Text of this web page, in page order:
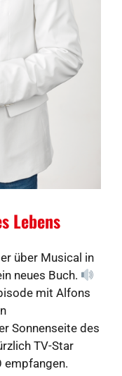
Lebens
über Musical in
neues Buch.
mit Alfons
Sonnenseite des
TV-Star
empfangen.